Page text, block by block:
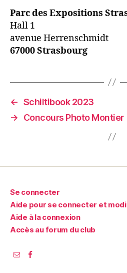
Parc des Expositions
Hall 1
avenue Herrenschmidt
67000 Strasbourg
← Schiltibook 2023
→
Concours Photo Montier
Se connecter
Aide pour se connecter et
Aide à la connexion
Accès au forum du club